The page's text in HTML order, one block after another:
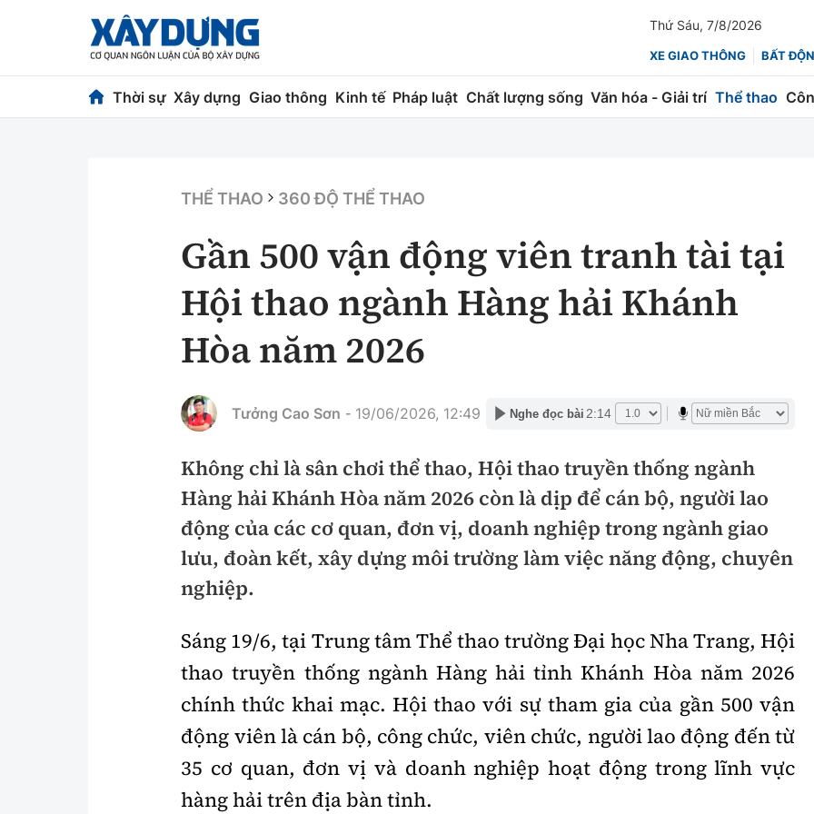
Thứ Sáu, 7/8/2026
XE GIAO THÔNG BẤT
Thời sự Xây dựng Giao thông Kinh tế Pháp luật Chất lượng sống Văn hóa - Giải trí Thể thao
Chuyện dọc đường
Chỉ đạo điều hành
Vật liệu xây dựng
Giám định chất lượng
Quản lý đô thị
Hàng không
Đường sắt
Hàng hải
Đường sắt đô thị
Nhà thầu
Thi viết về Ngành
Chứng khoán
Bảo hiểm
An ninh hình sự
An toàn giao thông
Giao thông 24h
ATGT địa phương
Văn hóa giao thông
Gương sáng giao thông
xem thêm
Chất lượng sống Văn hóa - Giải Trí
Văn hóa
Thể thao Công nghệ
THỂ THAO 360 ĐỘ THỂ THAO
Gần 500 vận động viên tranh tài tại
Hội thao ngành Hàng hải Khánh
Hòa năm 2026
Tưởng Cao Sơn - 19/06/2026, 12:49 Nghe đọc bài 2:14
Không chỉ là sân chơi thể thao, Hội thao truyền thống ngành
Hàng hải Khánh Hòa năm 2026 còn là dịp để cán bộ, người lao
động của các cơ quan, đơn vị, doanh nghiệp trong ngành giao
lưu, đoàn kết, xây dựng môi trường làm việc năng động, chuyên
nghiệp.
Sáng 19/6, tại Trung tâm Thể thao trường Đại học Nha Trang, Hội
thao truyền thống ngành Hàng hải tỉnh Khánh Hòa năm 2026
chính thức khai mạc. Hội thao với sự tham gia của gần 500 vận
động viên là cán bộ, công chức, viên chức, người lao động đến từ
35 cơ quan, đơn vị và doanh nghiệp hoạt động trong lĩnh vực
hàng hải trên địa bàn tỉnh.